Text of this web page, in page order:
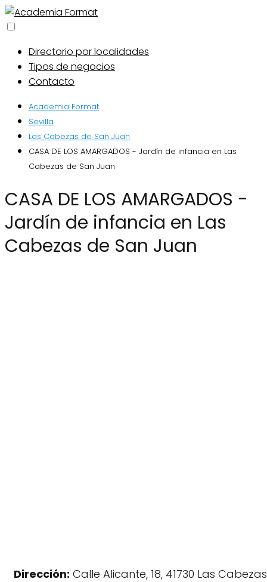
Directorio por localidades
Tipos de negocios
Contacto
Academia Format
Sevilla
Las Cabezas de San Juan
CASA DE LOS AMARGADOS - Jardín de infancia en Las
Cabezas de San Juan
CASA DE LOS AMARGADOS -
Jardín de infancia en Las
Cabezas de San Juan
Dirección: Calle Alicante, 18, 41730 Las Cabezas